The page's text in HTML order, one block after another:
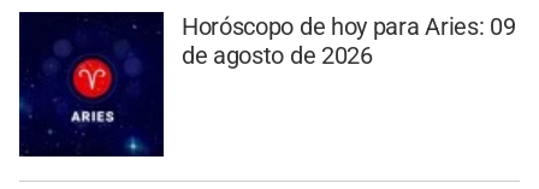
Horóscopo de hoy para Aries: 09
de agosto de 2026